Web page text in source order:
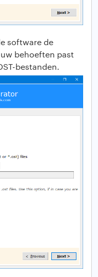
software de
behoeften past
bestanden.